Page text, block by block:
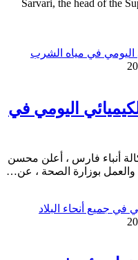
Sarvari, the head of the
اليومي في
أنباء فارس ، أعلن محسن
بوزارة الصحة ، عن…